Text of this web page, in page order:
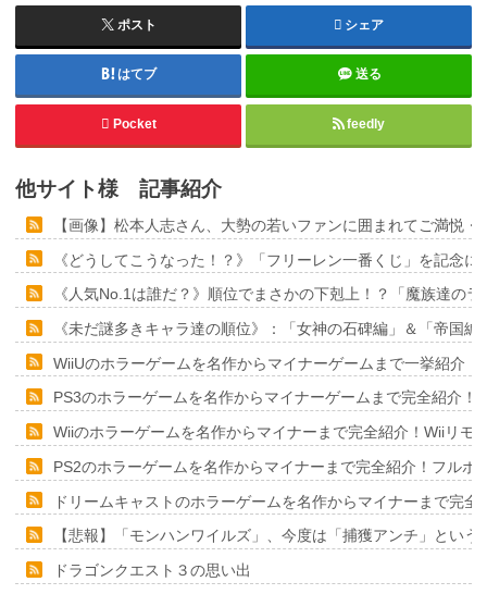
ポスト シェア
はてブ 送る
Pocket feedly
他サイト様 記事紹介
【画像】松本人志さん、大勢の若いファンに囲まれてご満悦・
《どうしてこうなった！？》「フリーレン一番くじ」を記念
《人気No.1は誰だ？》順位でまさかの下剋上！？「魔族達の
《未だ謎多きキャラ達の順位》：「女神の石碑編」＆「帝国
WiiUのホラーゲームを名作からマイナーゲームまで一挙紹介
PS3のホラーゲームを名作からマイナーゲームまで完全紹介
Wiiのホラーゲームを名作からマイナーまで完全紹介！Wiiリモ
PS2のホラーゲームを名作からマイナーまで完全紹介！フルポ
ドリームキャストのホラーゲームを名作からマイナーまで完
【悲報】「モンハンワイルズ」、今度は「捕獲アンチ」とい
ドラゴンクエスト３の思い出